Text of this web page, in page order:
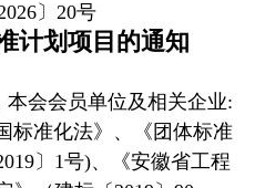
〕20号
计划项目的通知
会会员单位及相关企业:
准化法》、《团体标准
〕1号)、《安徽省工程